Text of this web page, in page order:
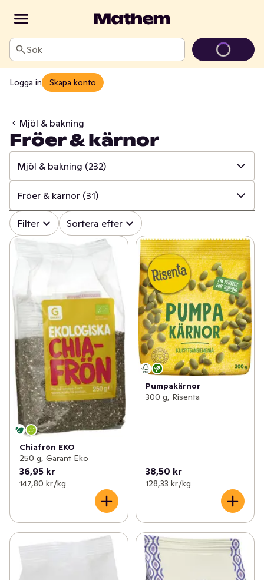
Sök
Logga in Skapa konto
Mjöl & bakning
Fröer & kärnor
Mjöl & bakning (232)
✓ Alla (1714)
✓ Baljväxter & konserver
Pasta & pastasås (215)
✓ Tex mex (125)
Asien (223)
✓ Sylt & socker (151)
✓ Senap & ketchup (58)
✓ Majonnäs (31)
✓ Flingor, müsli & gröt (162)
✓ Olja & vinäger
✓ Ris & gryn
Fröer & kärnor (31)
✓ Alla (232)
✓ Bakmix (7)
Glutenfri mix (6)
✓ Vetemjöl (20)
✓ Baktillbehör (55)
✓ Havregryn (18)
✓ Fröer & kärnor (31)
✓ Nötsmör (31)
✓ Övrigt mjöl
(14)
Filter Sortera efter
Chiafrön EKO
250 g, Garant Eko
36,95 kr
147,80 kr /kg
Pumpakärnor
300 g, Risenta
38,50 kr
128,33 kr /kg